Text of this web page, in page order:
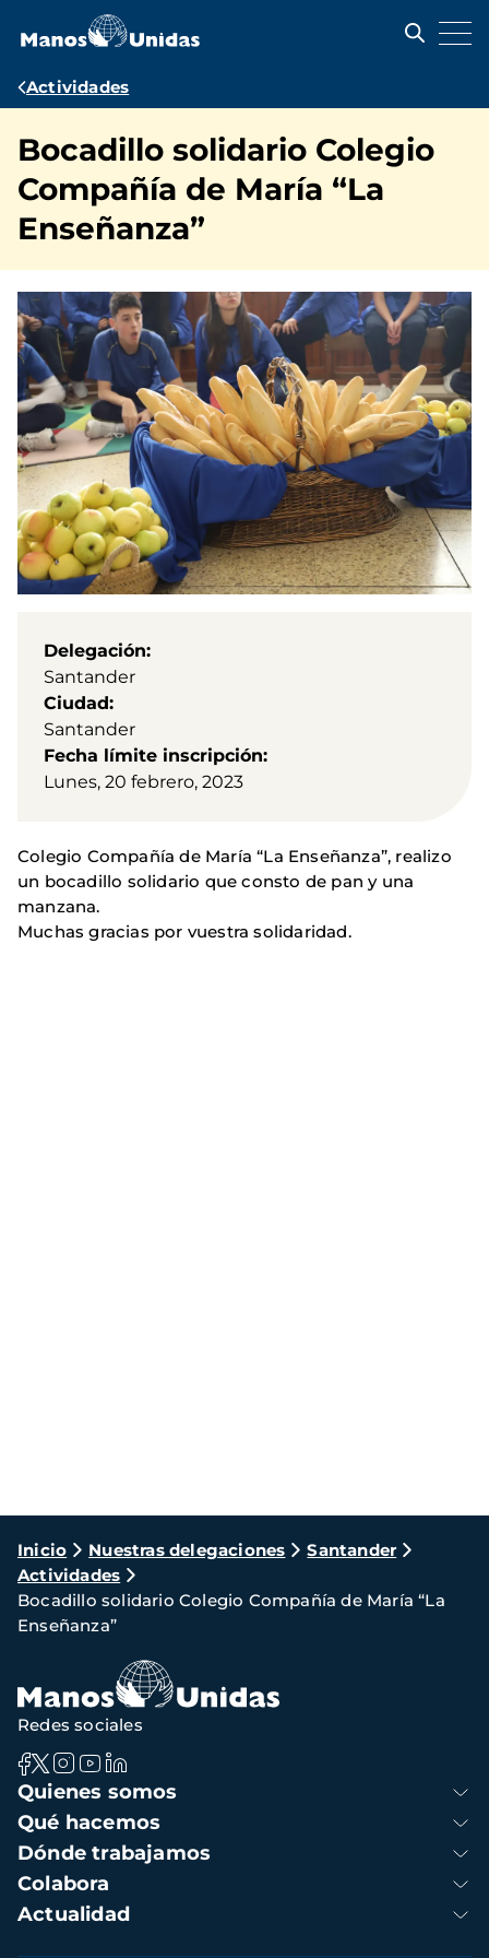
contenido
Ruta
navegación
Actividades
Bocadillo solidario Colegio
Compañía de María “La
Enseñanza”
Delegación
Santander
Ciudad
Santander
Fecha límite inscripción
Lunes, 20 febrero, 2023
Colegio Compañía de María “La Enseñanza”, realizo
un bocadillo solidario que consto de pan y una
manzana.
Muchas gracias por vuestra solidaridad.
Ruta
de
navegación
Inicio Nuestras delegaciones
Santander
Actividades
Bocadillo solidario Colegio Compañía de María “La
Enseñanza”
Navegación
principal
Quienes somos
Qué hacemos
Dónde trabajamos
Colabora
Actualidad
Redes sociales